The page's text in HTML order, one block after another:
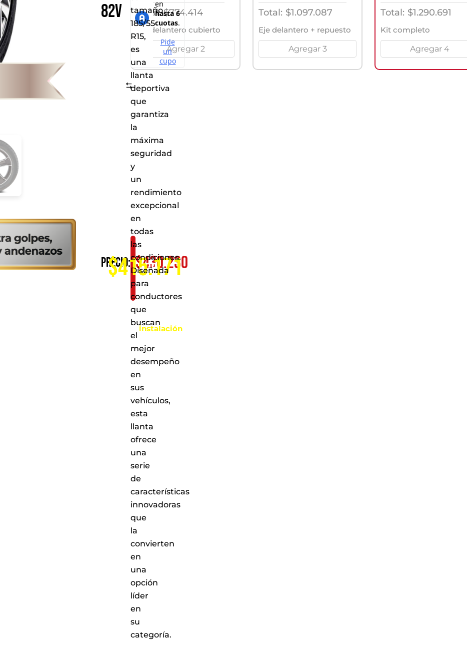
82V
Precio: $430.230
Consíguelo
por
solo:
Al
realizar
la
instalación
cualquiera
nuestros
puntos
de
servicio
a
nivel
nacional
$415.171
Total: $774.414
Eje delantero cubierto
Agregar 2
Total: $1.097.087
Eje delantero + repuesto
Agregar 3
Total: $1.290.691
Kit completo
Agregar 4
Comparar
tamaño
185/55
R15,
es
una
llanta
deportiva
que
garantiza
la
máxima
seguridad
y
un
rendimiento
excepcional
en
todas
las
condiciones.
Diseñada
para
conductores
que
buscan
el
mejor
desempeño
en
sus
vehículos,
esta
llanta
ofrece
una
serie
de
características
innovadoras
que
la
convierten
en
una
opción
líder
en
su
categoría.